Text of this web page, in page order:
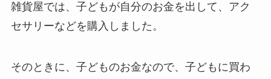
雑貨屋では、子どもが自分のお金を出して、アク
セサリーなどを購入しました。
そのときに、子どものお金なので、子どもに買わ